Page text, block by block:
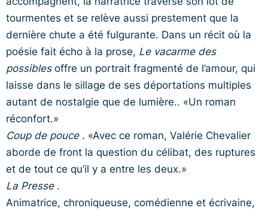
tourmentes et se relève aussi prestement que la
dernière chute a été fulgurante. Dans un récit où la
poésie fait écho à la prose, Le vacarme des
possiblesoffre un portrait fragmenté de l’amour, qui
laisse dans le sillage de ses déportations multiples
autant de nostalgie que de lumière.. «Un roman
réconfort.»
Coup de pouce . «Avec ce roman, Valérie Chevalier
aborde de front la question du célibat, des ruptures
et de tout ce qu’il y a entre les deux.»
La Presse .
Animatrice, chroniqueuse, comédienne et écrivaine,